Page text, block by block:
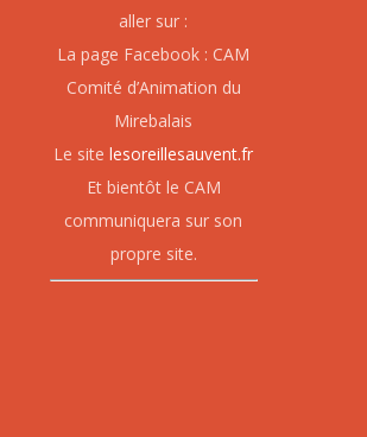
aller sur :
La page Facebook : CAM
Comité d’Animation du
Mirebalais
Le sitelesoreillesauvent.fr
Et bientôt le CAM
communiquera sur son
propre site.